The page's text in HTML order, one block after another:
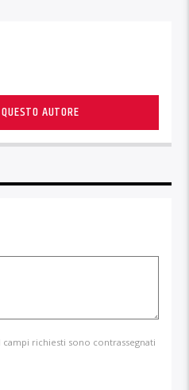
AUTORE
campi richiesti sono contrassegnati